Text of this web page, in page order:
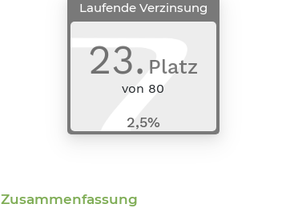
Laufende Verzinsung
23. Platz
von 80
2,5%
Zusammenfassung